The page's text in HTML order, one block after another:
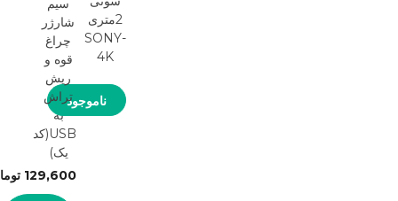
2متری
SONY-
4K
ناموجود
سیم
شارژر
چراغ
قوه و
ریش
تراش
به
USB(کد
یک)
129,600